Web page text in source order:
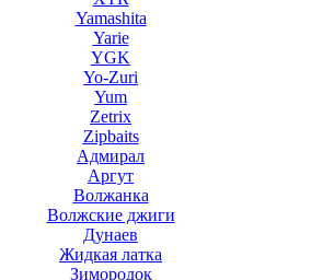
Yamashita
Yarie
YGK
Yo-Zuri
Yum
Zetrix
Zipbaits
Адмирал
Аргут
Волжанка
Волжские джиги
Дунаев
Жидкая латка
Зимородок